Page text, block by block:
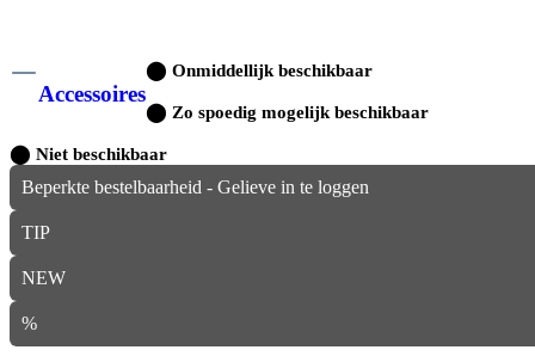
Accessoires
⬤ Onmiddellijk beschikbaar
⬤ Zo spoedig mogelijk beschikbaar
⬤ Niet beschikbaar
Beperkte bestelbaarheid - Gelieve in te loggen
TIP
NEW
%